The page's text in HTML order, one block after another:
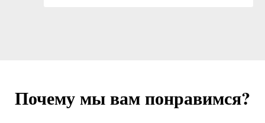
Почему мы вам понравимся?